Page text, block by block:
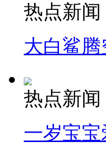
热点新闻
大白鲨
热点新闻
一岁宝